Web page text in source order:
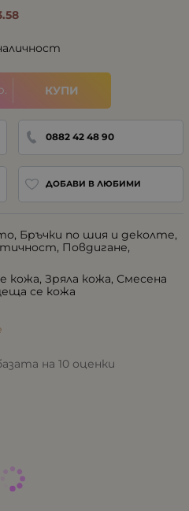
КУПИ
0882 42 48 90
ДОБАВИ В ЛЮБИМИ
Бръчки по шия и деколте,
Повдигане,
кожа, Зряла кожа, Смесена
се кожа
на 10 оценки